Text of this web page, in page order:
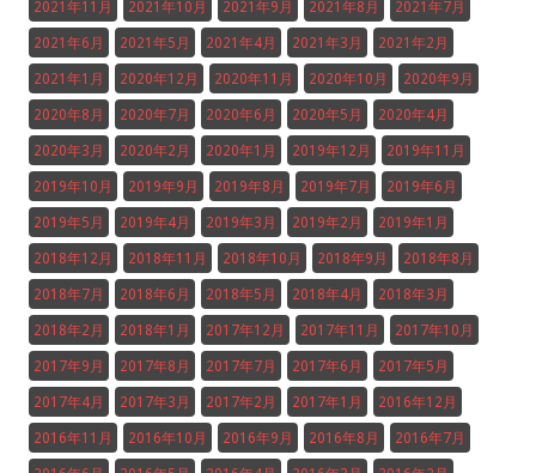
2021年11月 2021年10月 2021年9月 2021年8月 2021年7月
2021年6月 2021年5月 2021年4月 2021年3月 2021年2月
2021年1月 2020年12月 2020年11月 2020年10月 2020年9月
2020年8月 2020年7月 2020年6月 2020年5月 2020年4月
2020年3月 2020年2月 2020年1月 2019年12月 2019年11月
2019年10月 2019年9月 2019年8月 2019年7月 2019年6月
2019年5月 2019年4月 2019年3月 2019年2月 2019年1月
2018年12月 2018年11月 2018年10月 2018年9月 2018年8月
2018年7月 2018年6月 2018年5月 2018年4月 2018年3月
2018年2月 2018年1月 2017年12月 2017年11月 2017年10月
2017年9月 2017年8月 2017年7月 2017年6月 2017年5月
2017年4月 2017年3月 2017年2月 2017年1月 2016年12月
2016年11月 2016年10月 2016年9月 2016年8月 2016年7月